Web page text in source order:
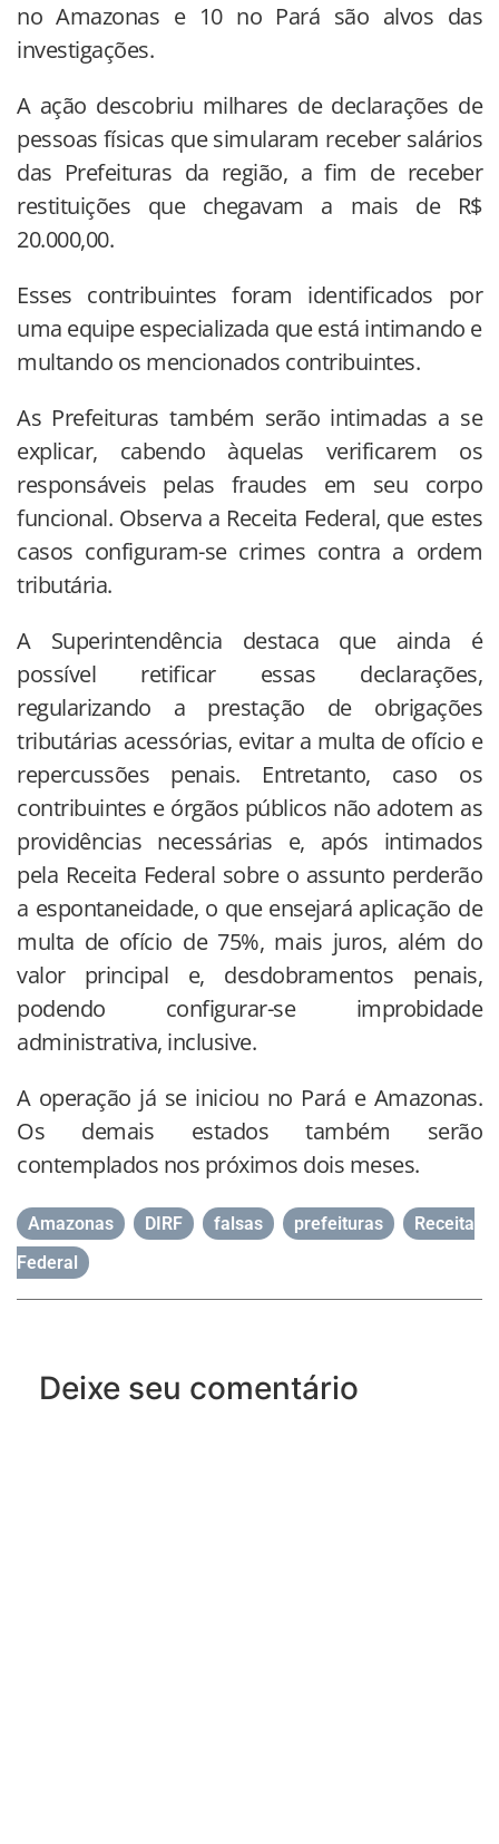
no Amazonas e 10 no Pará são alvos das
investigações.
A ação descobriu milhares de declarações de
pessoas físicas que simularam receber salários
das Prefeituras da região, a fim de receber
restituições que chegavam a mais de R$
20.000,00.
Esses contribuintes foram identificados por
uma equipe especializada que está intimando e
multando os mencionados contribuintes.
As Prefeituras também serão intimadas a se
explicar, cabendo àquelas verificarem os
responsáveis pelas fraudes em seu corpo
funcional. Observa a Receita Federal, que estes
casos configuram-se crimes contra a ordem
tributária.
A Superintendência destaca que ainda é
possível retificar essas declarações,
regularizando a prestação de obrigações
tributárias acessórias, evitar a multa de ofício e
repercussões penais. Entretanto, caso os
contribuintes e órgãos públicos não adotem as
providências necessárias e, após intimados
pela Receita Federal sobre o assunto perderão
a espontaneidade, o que ensejará aplicação de
multa de ofício de 75%, mais juros, além do
valor principal e, desdobramentos penais,
podendo configurar-se improbidade
administrativa, inclusive.
A operação já se iniciou no Pará e Amazonas.
Os demais estados também serão
contemplados nos próximos dois meses.
Amazonas DIRF falsas prefeituras
Receita
Federal
Deixe seu comentário